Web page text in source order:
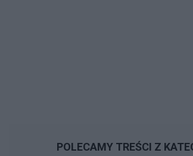
POLECAMY TREŚCI Z